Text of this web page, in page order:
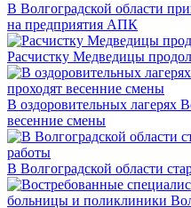
В Волгоградской области
на предприятия АПК
Расчистку Медведицы
В оздоровительных лагерях
весенние смены
В Волгоградской области